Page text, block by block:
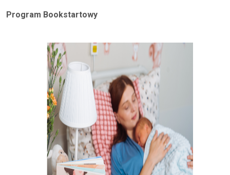
Program Bookstartowy